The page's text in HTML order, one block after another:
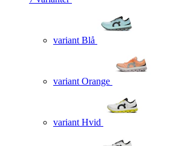
variant Blå
variant Orange
variant Hvid